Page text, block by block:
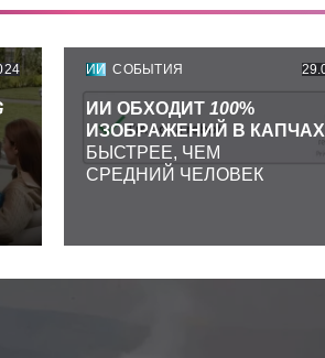
ИИ СОБЫТИЯ
ИИ ОБХОДИТ 100%
ИЗОБРАЖЕНИЙ В КАПЧАХ
БЫСТРЕЕ, ЧЕМ
СРЕДНИЙ ЧЕЛОВЕК